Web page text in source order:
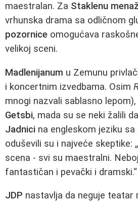
maestralan. Za Staklenu
vrhunska drama sa odličnom
pozornice omogućava
velikoj sceni.
Madlenijanum u Zemunu
i koncertnim izvedbama. Osim
mnogi nazvali sablasno
Getsbi, mada su se neki žalili
Jadnici na engleskom jeziku
oduševili su i najveće skeptike:
scena - svi su maestralni.
fantastičan i pevački i dramski.“
JDP nastavlja da neguje teatar